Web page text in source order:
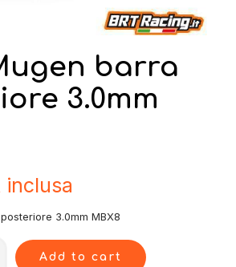
barra
3.0mm
inclusa
3.0mm MBX8
Add to cart